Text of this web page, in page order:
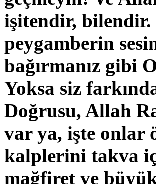
işitendir,
peygamberin
bağırmanız gibi
Yoksa siz
Doğrusu, Allah
var ya, işte onlar
kalplerini takva
mağfiret ve